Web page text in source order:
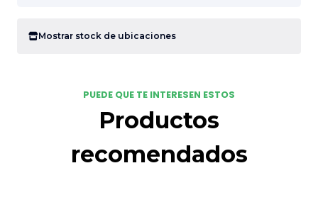
Mostrar stock de ubicaciones
PUEDE QUE TE INTERESEN ESTOS
Productos
recomendados